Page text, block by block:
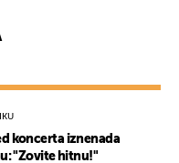
koncerta iznenada
"Zovite hitnu!"